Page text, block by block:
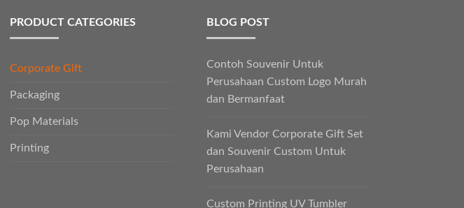
PRODUCT CATEGORIES
Corporate Gift
Packaging
Pop Materials
Printing
BLOG POST
Contoh Souvenir Untuk
Perusahaan Custom Logo Murah
dan Bermanfaat
Kami Vendor Corporate Gift Set
dan Souvenir Custom Untuk
Perusahaan
Custom Printing UV Tumbler